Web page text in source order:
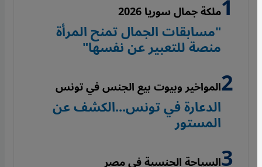
ملكة جمال سوريا 2026
"مسابقات الجمال تمنح المرأة
منصة للتعبير عن نفسها"
المواخير وبيوت بيع الجنس في تونس
الدعارة في تونس...الكشف عن
المستور